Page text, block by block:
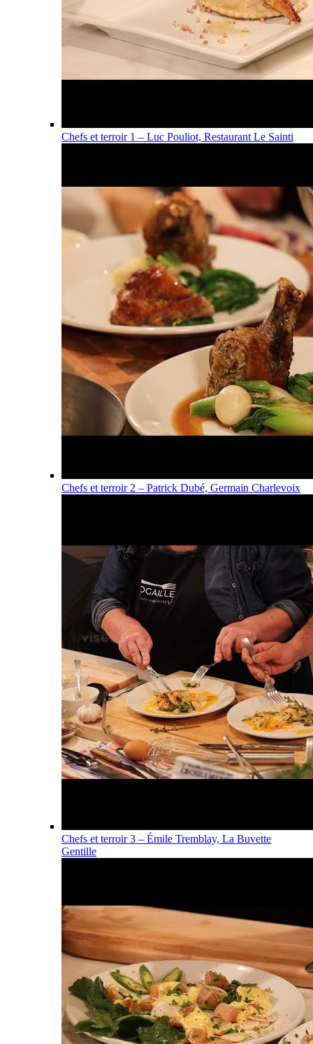
Chefs et terroir 1 – Luc Pouliot, Restaurant Le Sainti
Chefs et terroir 2 – Patrick Dubé, Germain Charlevoix
Chefs et terroir 3 – Émile Tremblay, La Buvette
Gentille